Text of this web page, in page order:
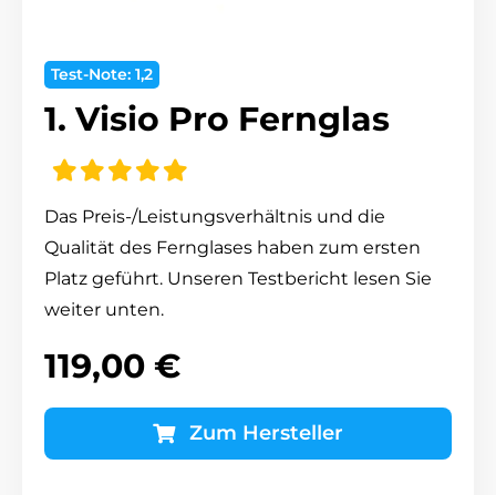
Test-Note: 1,2
1. Visio Pro Fernglas
Das Preis-/Leistungsverhältnis und die
Qualität des Fernglases haben zum ersten
Platz geführt. Unseren Testbericht lesen Sie
weiter unten.
119,00 €
Zum Hersteller